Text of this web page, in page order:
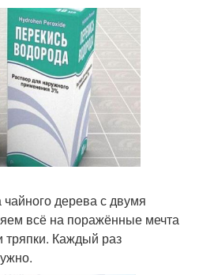
дерева с двумя
всё на поражённые мечта
Каждый раз